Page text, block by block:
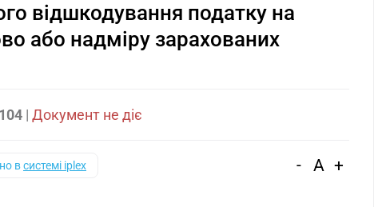
відшкодування податку на
або надміру зарахованих
| Документ не діє
всистемі iplex - A +